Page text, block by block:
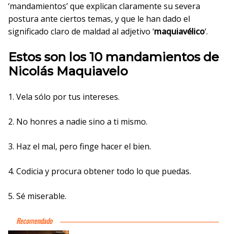
‘mandamientos’ que explican claramente su severa
postura ante ciertos temas, y que le han dado el
significado claro de maldad al adjetivo ‘maquiavélico‘.
Estos son los 10 mandamientos de
Nicolás Maquiavelo
1. Vela sólo por tus intereses.
2. No honres a nadie sino a ti mismo.
3. Haz el mal, pero finge hacer el bien.
4. Codicia y procura obtener todo lo que puedas.
5. Sé miserable.